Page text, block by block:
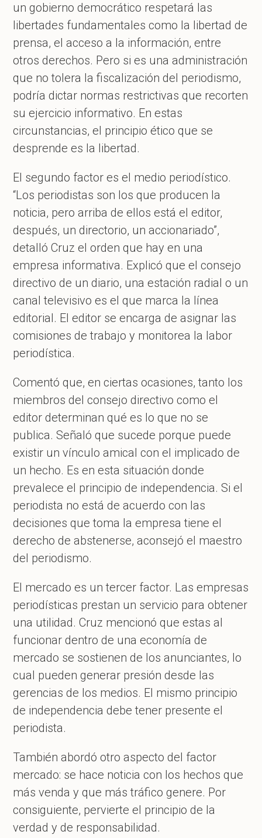
un gobierno democrático respetará las
libertades fundamentales como la libertad de
prensa, el acceso a la información, entre
otros derechos. Pero si es una administración
que no tolera la fiscalización del periodismo,
podría dictar normas restrictivas que recorten
su ejercicio informativo. En estas
circunstancias, el principio ético que se
desprende es la libertad.
El segundo factor es el medio periodístico.
“Los periodistas son los que producen la
noticia, pero arriba de ellos está el editor,
después, un directorio, un accionariado”,
detalló Cruz el orden que hay en una
empresa informativa. Explicó que el consejo
directivo de un diario, una estación radial o un
canal televisivo es el que marca la línea
editorial. El editor se encarga de asignar las
comisiones de trabajo y monitorea la labor
periodística.
Comentó que, en ciertas ocasiones, tanto los
miembros del consejo directivo como el
editor determinan qué es lo que no se
publica. Señaló que sucede porque puede
existir un vínculo amical con el implicado de
un hecho. Es en esta situación donde
prevalece el principio de independencia. Si el
periodista no está de acuerdo con las
decisiones que toma la empresa tiene el
derecho de abstenerse, aconsejó el maestro
del periodismo.
El mercado es un tercer factor. Las empresas
periodísticas prestan un servicio para obtener
una utilidad. Cruz mencionó que estas al
funcionar dentro de una economía de
mercado se sostienen de los anunciantes, lo
cual pueden generar presión desde las
gerencias de los medios. El mismo principio
de independencia debe tener presente el
periodista.
También abordó otro aspecto del factor
mercado: se hace noticia con los hechos que
más venda y que más tráfico genere. Por
consiguiente, pervierte el principio de la
verdad y de responsabilidad.